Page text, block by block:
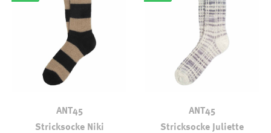
ANT45
Stricksocke Niki
ANT45
Stricksocke Juliette